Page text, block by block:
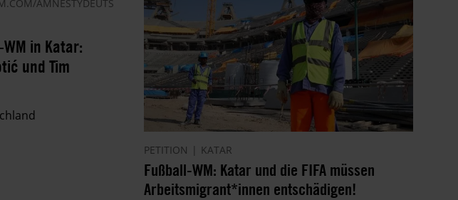
AMNESTYDEUTSCHLAND/
in Katar:
und Tim
PETITION KATAR
Fußball-WM: Katar und die FIFA müssen
Arbeitsmigrant*innen entschädigen!